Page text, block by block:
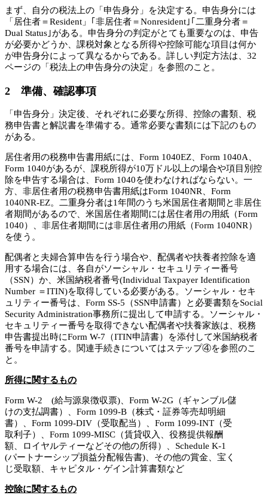
まず、自分の税法上の「申告身分」を決定する。申告身分には
「居住者＝Resident」｢非居住者＝Nonresident｣｢二重身分者＝
Dual Status｣がある。申告身分の判定がとても重要なのは、申告
が必要かどうか、課税対象となる所得や控除可能な項目は何か
が申告身分によって異なるからである。詳しい判定方法は、32
ページの「税法上の申告身分の決定」を参照のこと。
2 準備、確認事項
「申告身分」決定後、それぞれに必要な所得、控除の書類、税
務申告書と解説書を準備する。通常必要な書類には下記のもの
がある。
居住者用の税務申告書用紙には、Form 1040EZ、Form 1040A、
Form 1040があるが、課税所得が10万ドル以上の場合や項目別控
除を申告する場合は、Form 1040を使わなければならない。一
方、非居住者用の税務申告書用紙はForm 1040NR、Form
1040NR-EZ。二重身分者は1年間のうち米国居住者期間と非居住
者期間があるので、米国居住者期間には居住者用の用紙（Form
1040）、非居住者期間には非居住者用の用紙（Form 1040NR）
を使う。
配偶者と夫婦合算申告を行う場合や、配偶者や扶養者控除を適
用する場合には、各自がソーシャル・セキュリティー番号
（SSN）か、米国納税者番号(Individual Taxpayer Identification
Number ＝ITIN)を取得している必要がある。ソーシャル・セキ
ュリティー番号は、Form SS-5（SSN申請書）と必要書類をSocial
Security Administration事務所に提出して申請する。ソーシャル・
セキュリティー番号を取得できない配偶者や扶養家族は、税務
申告書提出時にForm W-7（ITIN申請書）を添付して米国納税者
番号を申請する。関連手続きについてはステップ④を参照のこ
と。
所得に関するもの
Form W-2 (給与源泉徴収票)、Form W-2G（ギャンブル儲
けの支払調書）、Form 1099-B（株式・証券等売却明細
書）、Form 1099-DIV（受取配当）、Form 1099-INT（受
取利子）、Form 1099-MISC（賃貸収入、役務提供報酬
額、ロイヤルティーなどその他の所得）、Schedule K-1
(パートナーシップ損益分配報告書)、その他の賞金、宝く
じ受取額、キャピタル・ゲイン計算書類など
控除に関するもの